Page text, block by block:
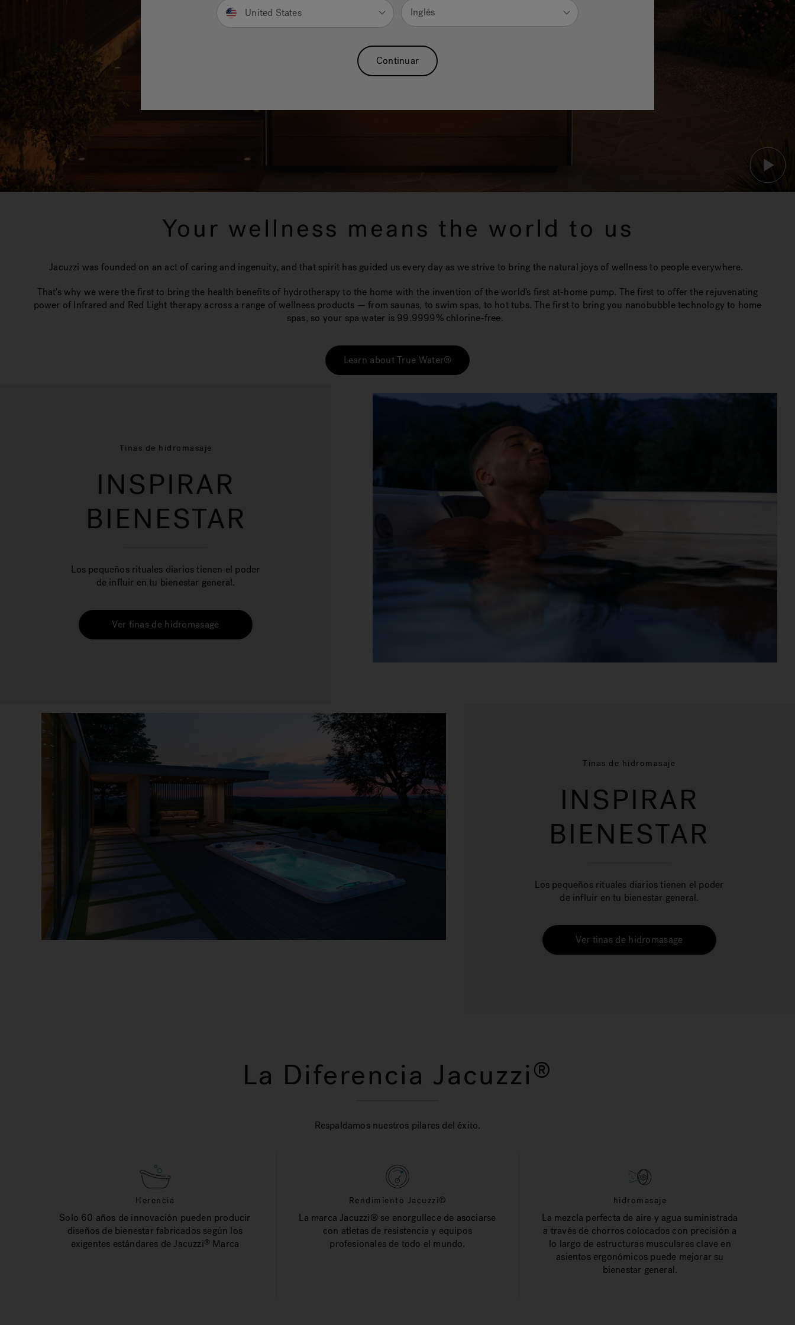
Your wellness means the world to us
Jacuzzi was founded on an act of caring and ingenuity, and that spirit has guided us every day as we strive to bring the natural joys of wellness to people everywhere.
That's why we were the first to bring the health benefits of hydrotherapy to the home with the invention of the world's first at-home pump. The first to offer the rejuvenating
power of Infrared and Red Light therapy across a range of wellness products — from saunas, to swim spas, to hot tubs. The first to bring you nanobubble technology to home
spas, so your spa water is 99.9999% chlorine-free.
Learn about True Water®
Tinas de hidromasaje
INSPIRAR
BIENESTAR
Los pequeños rituales diarios tienen el poder
de influir en tu bienestar general.
Ver tinas de hidromasage
Tinas de hidromasaje
INSPIRAR
BIENESTAR
Los pequeños rituales diarios tienen el poder
de influir en tu bienestar general.
Ver tinas de hidromasage
La Diferencia Jacuzzi®
Respaldamos nuestros pilares del éxito.
Herencia
Solo 60 años de innovación pueden producir
diseños de bienestar fabricados según los
exigentes estándares de Jacuzzi® Marca
Rendimiento Jacuzzi®
La marca Jacuzzi® se enorgullece de asociarse
con atletas de resistencia y equipos
profesionales de todo el mundo.
hidromasaje
La mezcla perfecta de aire y agua suministrada
a través de chorros colocados con precisión a
lo largo de estructuras musculares clave en
asientos ergonómicos puede mejorar su
bienestar general.
United States Inglés
Continuar